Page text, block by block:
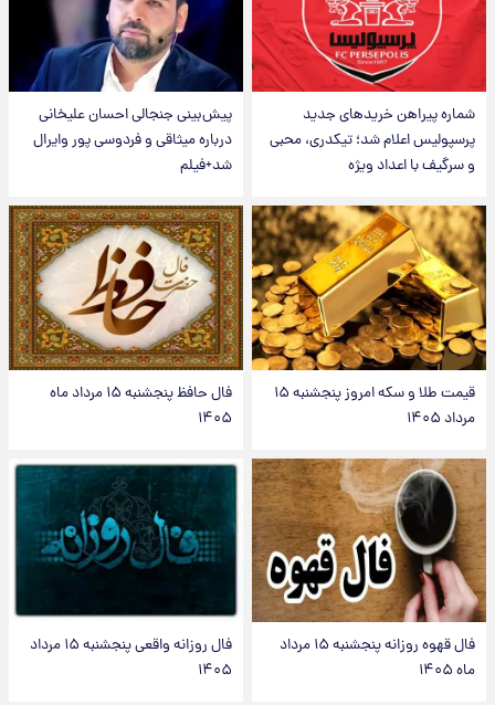
شماره پیراهن خریدهای جدید
پرسپولیس اعلام شد؛ تیکدری، محبی
و سرگیف با اعداد ویژه
پیش‌بینی جنجالی احسان علیخانی
درباره میثاقی و فردوسی پور وایرال
شد+فیلم
قیمت طلا و سکه امروز پنجشنبه ۱۵
مرداد ۱۴۰۵
فال حافظ پنجشنبه ۱۵ مرداد ماه
۱۴۰۵
فال قهوه روزانه پنجشنبه ۱۵ مرداد
ماه ۱۴۰۵
فال روزانه واقعی پنجشنبه ۱۵ مرداد
۱۴۰۵